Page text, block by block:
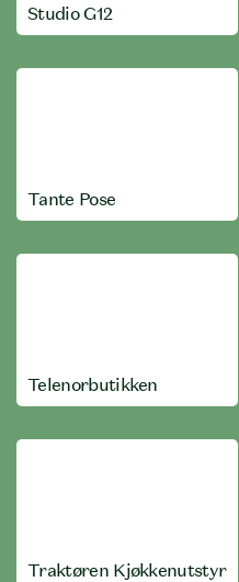
Studio G12
Tante Pose
Telenorbutikken
Traktøren Kjøkkenutstyr